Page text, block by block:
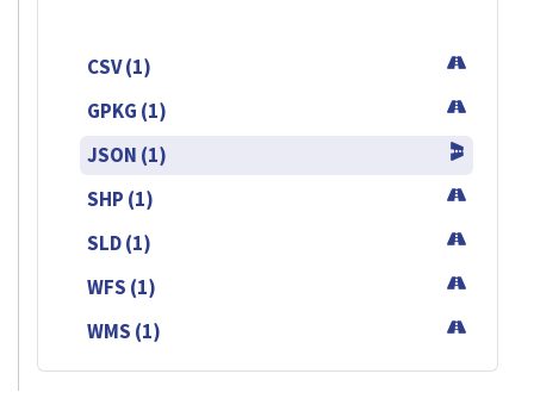
CSV (1)
GPKG (1)
JSON (1)
SHP (1)
SLD (1)
WFS (1)
WMS (1)